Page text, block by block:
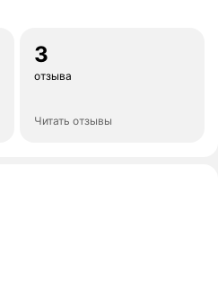
3
отзыва
Читать отзывы